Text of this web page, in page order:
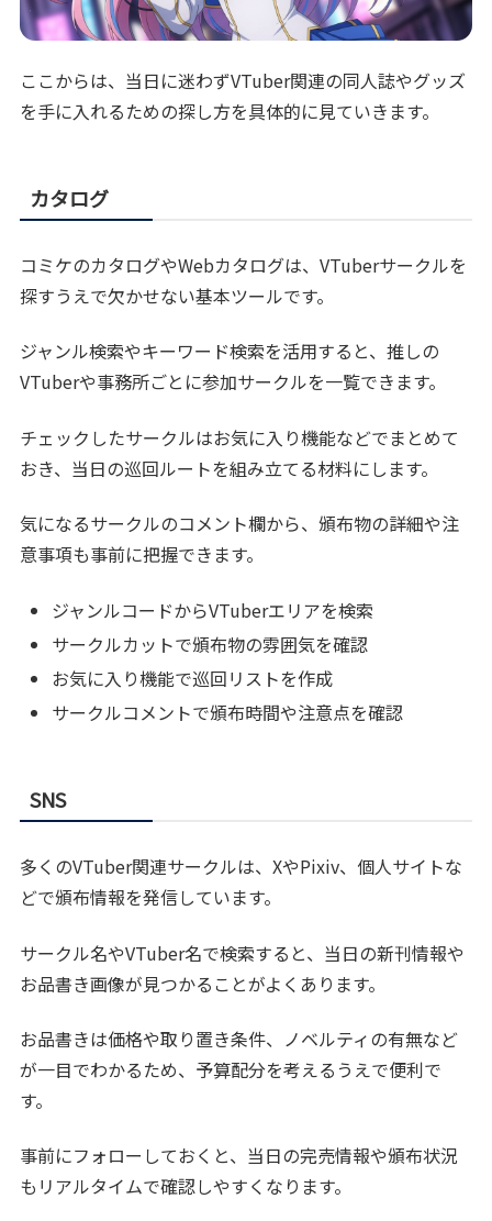
ここからは、当日に迷わずVTuber関連の同人誌やグッズ
を手に入れるための探し方を具体的に見ていきます。
カタログ
コミケのカタログやWebカタログは、VTuberサークルを
探すうえで欠かせない基本ツールです。
ジャンル検索やキーワード検索を活用すると、推しの
VTuberや事務所ごとに参加サークルを一覧できます。
チェックしたサークルはお気に入り機能などでまとめて
おき、当日の巡回ルートを組み立てる材料にします。
気になるサークルのコメント欄から、頒布物の詳細や注
意事項も事前に把握できます。
ジャンルコードからVTuberエリアを検索
サークルカットで頒布物の雰囲気を確認
お気に入り機能で巡回リストを作成
サークルコメントで頒布時間や注意点を確認
SNS
多くのVTuber関連サークルは、XやPixiv、個人サイトな
どで頒布情報を発信しています。
サークル名やVTuber名で検索すると、当日の新刊情報や
お品書き画像が見つかることがよくあります。
お品書きは価格や取り置き条件、ノベルティの有無など
が一目でわかるため、予算配分を考えるうえで便利で
す。
事前にフォローしておくと、当日の完売情報や頒布状況
もリアルタイムで確認しやすくなります。